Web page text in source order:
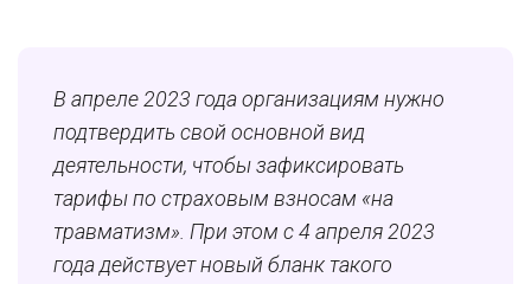
В апреле 2023 года организациям нужно
подтвердить свой основной вид
деятельности, чтобы зафиксировать
тарифы по страховым взносам «на
травматизм». При этом с 4 апреля 2023
года действует новый бланк такого